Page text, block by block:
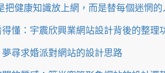
把健康知識放上網，而是替每個迷惘
懂：宇震欣興業網站設計背後的整理
尋求婚派對網站的設計思路